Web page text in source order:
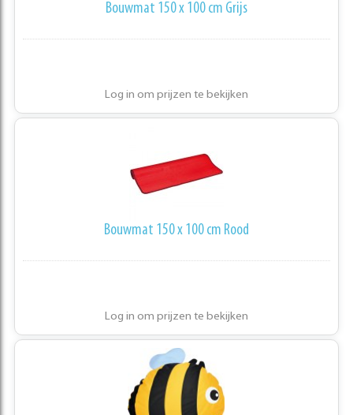
Bouwmat 150 x 100 cm Grijs
Log in om prijzen te bekijken
Bouwmat 150 x 100 cm Rood
Log in om prijzen te bekijken